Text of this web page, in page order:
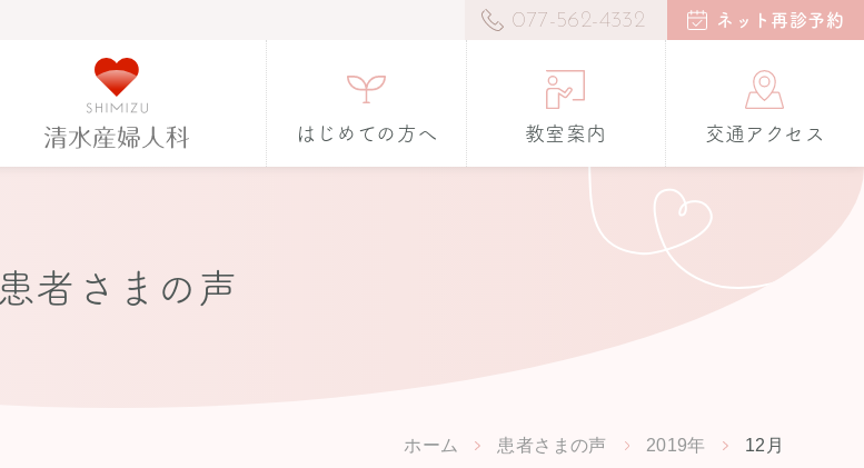
077-562-4332 ネット再診予約
はじめての方へ 教室案内 交通アクセス
患者さまの声
ホーム 患者さまの声 2019年 12月